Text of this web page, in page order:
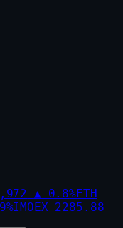
▲ 0.8%ETH
%IMOEX 2285.88